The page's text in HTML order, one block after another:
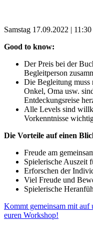
Samstag 17.09.2022 |
Good to know:
Der Preis bei der
Begleitperson
Die Begleitung muss
Onkel, Oma usw.
Entdeckungsreise
Alle Levels sind
Vorkenntnisse
Die Vorteile auf einen
Freude am
Spielerische Auszeit
Erforschen der
Viel Freude und
Spielerische
Kommt gemeinsam mit auf
euren Workshop!